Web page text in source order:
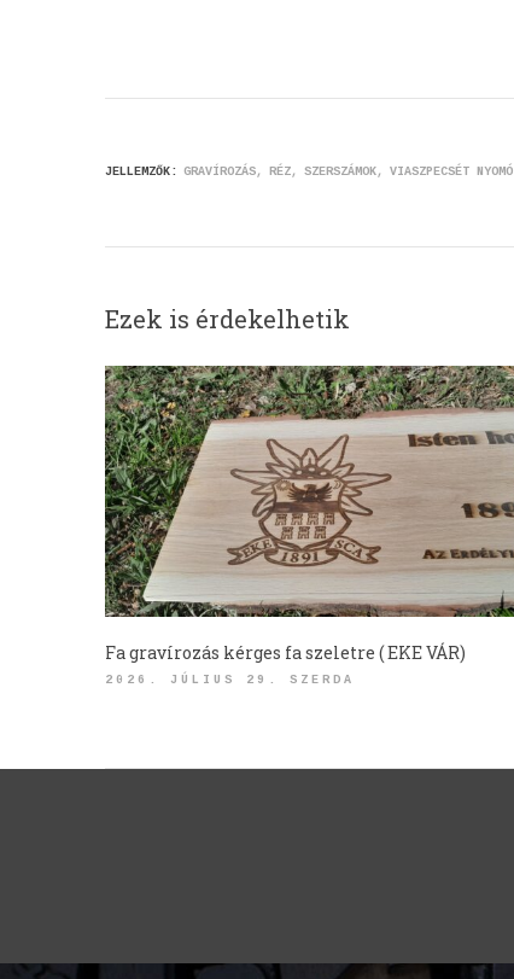
JELLEMZŐK: GRAVÍROZÁS RÉZ SZERSZÁMOK VIASZPECSÉT NYOMÓ
Ezek is érdekelhetik
Fa gravírozás kérges fa szeletre ( EKE VÁR)
2026. JÚLIUS 29. SZERDA